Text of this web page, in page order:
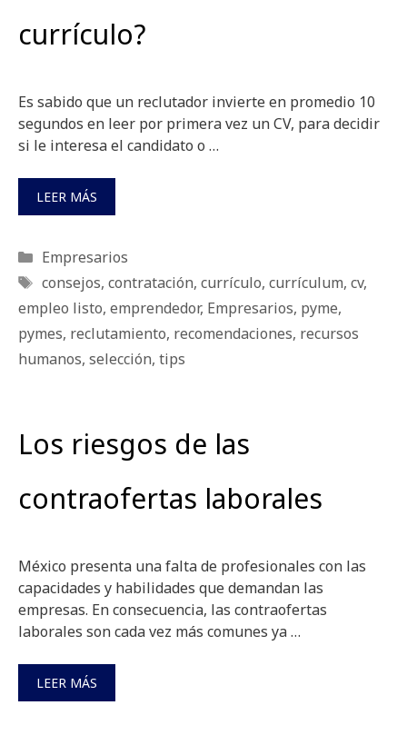
currículo?
Es sabido que un reclutador invierte en promedio 10
segundos en leer por primera vez un CV, para decidir
si le interesa el candidato o …
LEER MÁS
Categorías
Empresarios
Etiquetas
consejos, contratación, currículo, currículum, cv,
empleo listo, emprendedor, Empresarios, pyme,
pymes, reclutamiento, recomendaciones, recursos
humanos, selección, tips
Los riesgos de las
contraofertas laborales
México presenta una falta de profesionales con las
capacidades y habilidades que demandan las
empresas. En consecuencia, las contraofertas
laborales son cada vez más comunes ya …
LEER MÁS